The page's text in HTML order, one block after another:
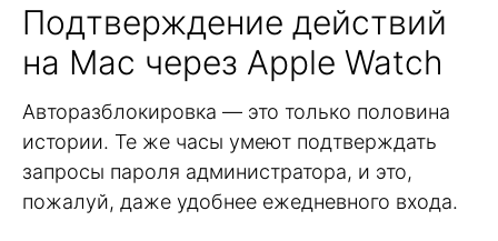
Подтверждение действий
на Mac через Apple Watch
Авторазблокировка — это только половина
истории. Те же часы умеют подтверждать
запросы пароля администратора, и это,
пожалуй, даже удобнее ежедневного входа.